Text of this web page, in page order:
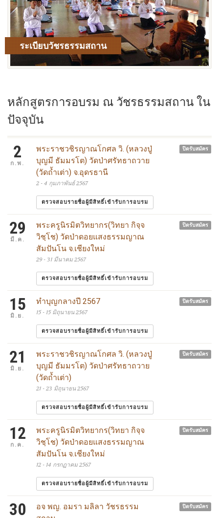
ระเบียบวัชรธรรมสถาน
เพิ่มเติม
หลักสูตรการอบรม ณ วัชรธรรมสถาน ใน
ปัจจุบัน
2
ก.พ.
พระราชวชิรญาณโกศล วิ. (หลวงปู่
บุญมี ธัมมรโต) วัดป่าศรัทธาถวาย
(วัดถ้ำเต่า) จ.อุดรธานี
2 - 4 กุมภาพันธ์ 2567
ตรวจสอบรายชื่อผู้มีสิทธิ์เข้ารับการอบรม
ปิดรับสมัคร
29
มี.ค.
พระครูนิรมิตวิทยากร(วิทยา กิจฺจ
วิชฺโช) วัดป่าดอยแสงธรรมญาณ
สัมปันโน จ.เชียงใหม่
29 - 31 มีนาคม 2567
ตรวจสอบรายชื่อผู้มีสิทธิ์เข้ารับการอบรม
ปิดรับสมัคร
15
มิ.ย.
ทำบุญกลางปี 2567
15 - 15 มิถุนายน 2567
ตรวจสอบรายชื่อผู้มีสิทธิ์เข้ารับการอบรม
ปิดรับสมัคร
21
มิ.ย.
พระราชวชิรญาณโกศล วิ. (หลวงปู่
บุญมี ธัมมรโต) วัดป่าศรัทธาถวาย
(วัดถ้ำเต่า)
21 - 23 มิถุนายน 2567
ตรวจสอบรายชื่อผู้มีสิทธิ์เข้ารับการอบรม
ปิดรับสมัคร
12
ก.ค.
พระครูนิรมิตวิทยากร(วิทยา กิจฺจ
วิชฺโช) วัดป่าดอยแสงธรรมญาณ
สัมปันโน จ.เชียงใหม่
12 - 14 กรกฏาคม 2567
ตรวจสอบรายชื่อผู้มีสิทธิ์เข้ารับการอบรม
ปิดรับสมัคร
30
อจ พญ. อมรา มลิลา วัชรธรรม
ปิดรับสมัคร